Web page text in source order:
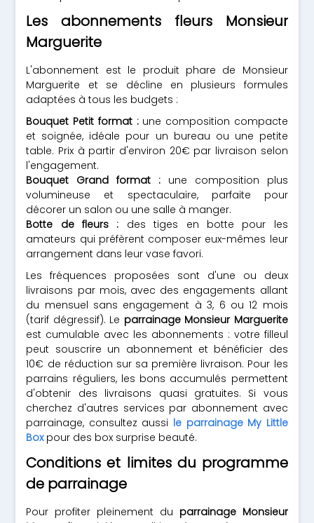
Les abonnements fleurs Monsieur
Marguerite
L'abonnement est le produit phare de Monsieur
Marguerite et se décline en plusieurs formules
adaptées à tous les budgets :
Bouquet Petit format :une composition compacte
et soignée, idéale pour un bureau ou une petite
table. Prix à partir d'environ 20€ par livraison selon
l'engagement.
Bouquet Grand format : une composition plus
volumineuse et spectaculaire, parfaite pour
décorer un salon ou une salle à manger.
Botte de fleurs : des tiges en botte pour les
amateurs qui préfèrent composer eux-mêmes leur
arrangement dans leur vase favori.
Les fréquences proposées sont d'une ou deux
livraisons par mois, avec des engagements allant
du mensuel sans engagement à 3, 6 ou 12 mois
(tarif dégressif). Le parrainage Monsieur Marguerite
est cumulable avec les abonnements : votre filleul
peut souscrire un abonnement et bénéficier des
10€ de réduction sur sa première livraison. Pour les
parrains réguliers, les bons accumulés permettent
d'obtenir des livraisons quasi gratuites. Si vous
cherchez d'autres services par abonnement avec
parrainage, consultez aussi le parrainage My Little
Boxpour des box surprise beauté.
Conditions et limites du programme
de parrainage
Pour profiter pleinement du parrainage Monsieur